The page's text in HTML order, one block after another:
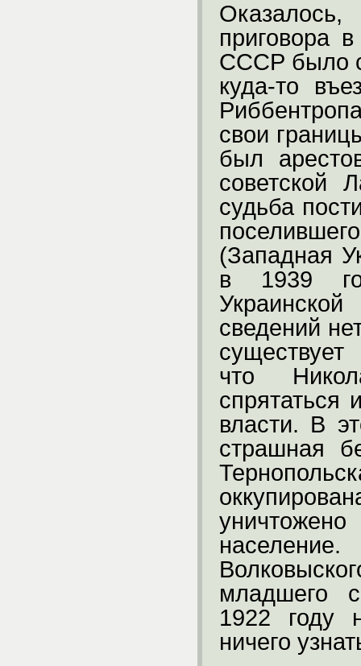
приговора
СССР было
куда-то
свои
был
советской
судьба
(Западная
в 1939
сведений
существует
что
спрятаться
власти. В
страшная
младшего
1922 году
ничего